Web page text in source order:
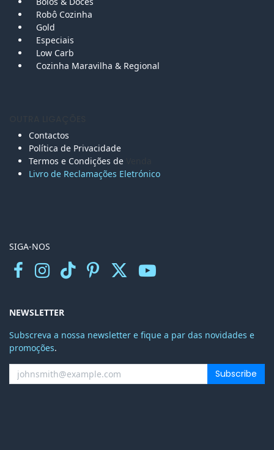
Robô Cozinha
Gold
Especiais
Low Carb
Cozinha Maravilha & Regional
Contactos
Política de Privacidade
Termos e Condições de
Livro de Reclamações Eletrónico
SIGA-NOS
NEWSLETTER
Subscreva a nossa newsletter e fique a par das novidades e
promoções.
Subscribe